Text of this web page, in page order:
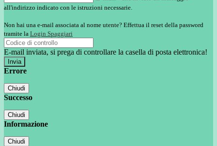
all'indirizzo indicato con le istruzioni necessarie.
Non hai una e-mail associata al nome utente? Effettua il reset della password
tramite la Login Spaggiari
E-mail inviata, si prega di controllare la casella di posta elettronica!
Errore
Chiudi
Successo
Chiudi
Informazione
Chiudi